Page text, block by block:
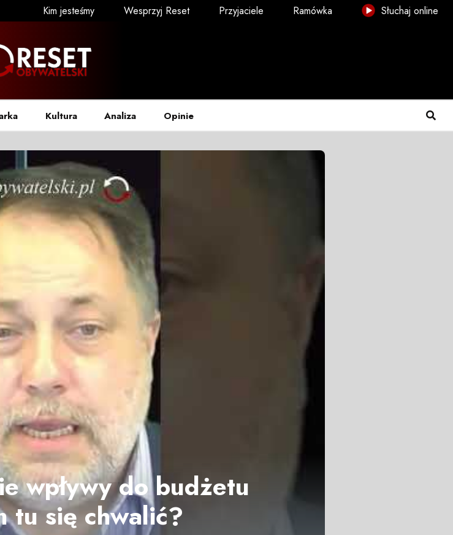
Kim jesteśmy Wesprzyj Reset Przyjaciele Ramówka Słuchaj online
Kultura Analiza Opinie
wpływy do budżetu
tu się chwalić?